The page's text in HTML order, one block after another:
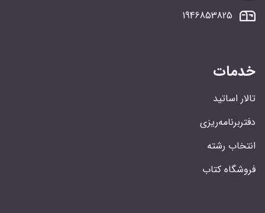
1946853825
خدمات
تالار اساتید
دفتربرنامه‌ریزی
انتخاب رشته
فروشگاه کتاب